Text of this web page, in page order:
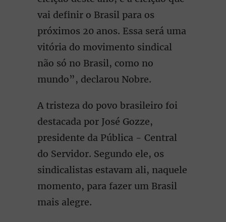
vai definir o Brasil para os
próximos 20 anos. Essa será uma
vitória do movimento sindical
não só no Brasil, como no
mundo”, declarou Nobre.
A tristeza do povo brasileiro foi
destacada por José Gozze,
presidente da Pública - Central
do Servidor. Segundo ele, os
sindicalistas estavam ali, naquele
momento, para fazer um Brasil
mais alegre.